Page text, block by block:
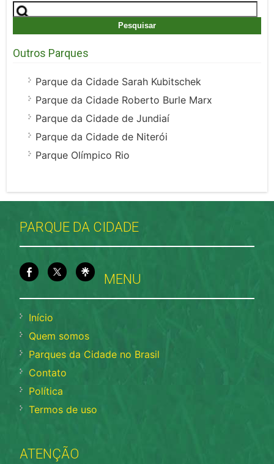
Pesquisar
por:
Outros Parques
Parque da Cidade Sarah Kubitschek
Parque da Cidade Roberto Burle Marx
Parque da Cidade de Jundiaí
Parque da Cidade de Niterói
Parque Olímpico Rio
PARQUE DA CIDADE
MENU
Início
Quem somos
Parques da Cidade no Brasil
Contato
Política
Termos de uso
ATENÇÃO